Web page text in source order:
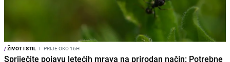
/ŽIVOT I STIL I PRIJE OKO 16H
Spriječite pojavu letećih mrava na prirodan način: Potrebne